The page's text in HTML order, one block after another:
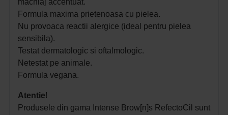
machiaj accentuat.
Formula maxima prietenoasa cu pielea.
Nu provoaca reactii alergice (ideal pentru pielea
sensibila).
Testat dermatologic si oftalmologic.
Netestat pe animale.
Formula vegana.
Atentie!
Produsele din gama Intense Brow[n]s RefectoCil sunt